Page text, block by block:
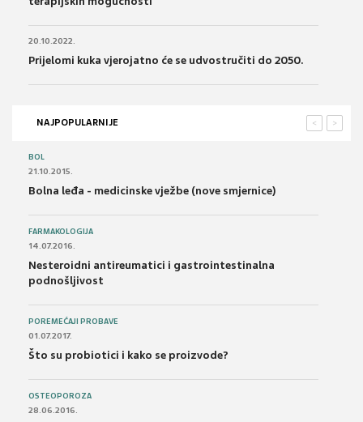
20.10.2022.
Prijelomi kuka vjerojatno će se udvostručiti do 2050.
NAJPOPULARNIJE >
<
BOL
21.10.2015.
Bolna leđa - medicinske vježbe (nove smjernice)
FARMAKOLOGIJA
14.07.2016.
Nesteroidni antireumatici i gastrointestinalna
podnošljivost
POREMEĆAJI PROBAVE
01.07.2017.
Što su probiotici i kako se proizvode?
OSTEOPOROZA
28.06.2016.